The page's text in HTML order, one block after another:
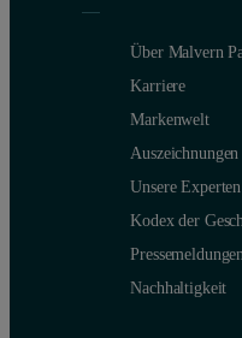
Über Malvern
Karriere
Markenwelt
Auszeichnungen
Unsere Experten
Kodex der
Pressemeldungen
Nachhaltigkeit